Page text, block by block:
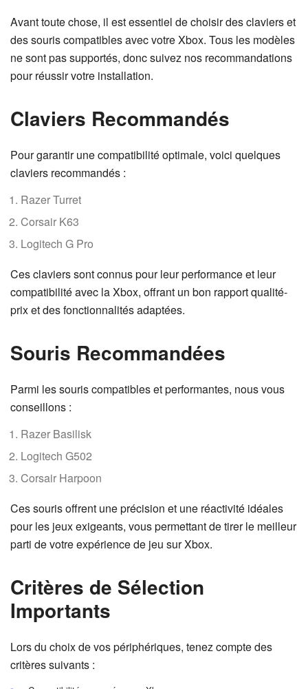
Avant toute chose, il est essentiel de choisir des claviers et
des souris compatibles avec votre Xbox. Tous les modèles
ne sont pas supportés, donc suivez nos recommandations
pour réussir votre installation.
Claviers Recommandés
Pour garantir une compatibilité optimale, voici quelques
claviers recommandés :
Razer Turret
Corsair K63
Logitech G Pro
Ces claviers sont connus pour leur performance et leur
compatibilité avec la Xbox, offrant un bon rapport qualité-
prix et des fonctionnalités adaptées.
Souris Recommandées
Parmi les souris compatibles et performantes, nous vous
conseillons :
Razer Basilisk
Logitech G502
Corsair Harpoon
Ces souris offrent une précision et une réactivité idéales
pour les jeux exigeants, vous permettant de tirer le meilleur
parti de votre expérience de jeu sur Xbox.
Critères de Sélection
Importants
Lors du choix de vos périphériques, tenez compte des
critères suivants :